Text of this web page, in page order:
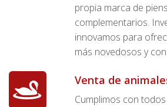
propia marca de
complementarios.
innovamos para
más novedosos y
Venta de
Cumplimos con